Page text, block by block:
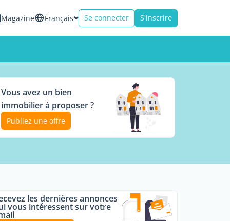
Magazine Français Se connecter S'inscrire
Vous avez un bien
immobilier à proposer ?
Publiez une offre
les dernières annonces
vous intéressent sur votre